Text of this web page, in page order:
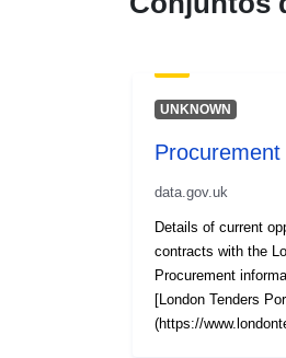
UNKNOWN
data.gov.uk
Details of current
contracts with the
Procurement
[London Tenders
(https://